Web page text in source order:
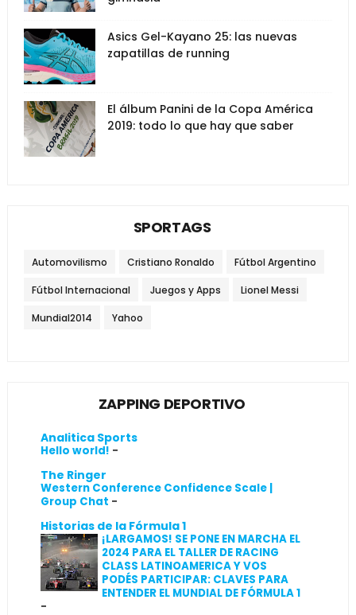
Asics Gel-Kayano 25: las nuevas
zapatillas de running
El álbum Panini de la Copa América
2019: todo lo que hay que saber
SPORTAGS
Automovilismo Cristiano Ronaldo Fútbol Argentino
Fútbol Internacional Juegos y Apps Lionel Messi
Mundial2014 Yahoo
ZAPPING DEPORTIVO
Analitica Sports
Hello world! -
The Ringer
Western Conference Confidence Scale |
Group Chat -
Historias de la Fórmula 1
¡LARGAMOS! SE PONE EN MARCHA EL
2024 PARA EL TALLER DE RACING
CLASS LATINOAMERICA Y VOS
PODÉS PARTICIPAR: CLAVES PARA
ENTENDER EL MUNDIAL DE FÓRMULA 1
-